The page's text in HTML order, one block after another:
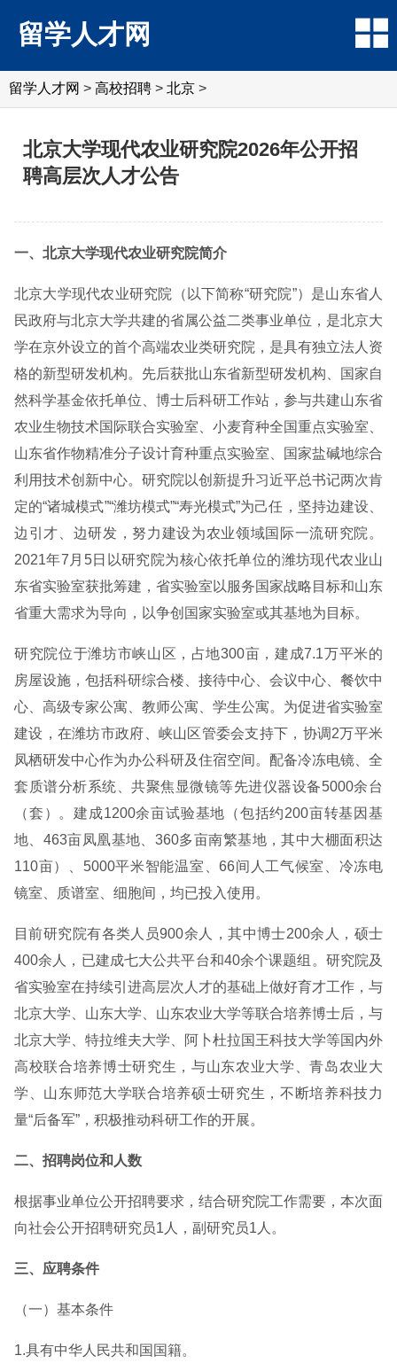
留学人才网
留学人才网 > 高校招聘 > 北京 >
北京大学现代农业研究院2026年公开招
聘高层次人才公告
一、北京大学现代农业研究院简介
北京大学现代农业研究院（以下简称“研究院”）是山东省人
民政府与北京大学共建的省属公益二类事业单位，是北京大
学在京外设立的首个高端农业类研究院，是具有独立法人资
格的新型研发机构。先后获批山东省新型研发机构、国家自
然科学基金依托单位、博士后科研工作站，参与共建山东省
农业生物技术国际联合实验室、小麦育种全国重点实验室、
山东省作物精准分子设计育种重点实验室、国家盐碱地综合
利用技术创新中心。研究院以创新提升习近平总书记两次肯
定的“诸城模式”“潍坊模式”“寿光模式”为己任，坚持边建设、
边引才、边研发，努力建设为农业领域国际一流研究院。
2021年7月5日以研究院为核心依托单位的潍坊现代农业山
东省实验室获批筹建，省实验室以服务国家战略目标和山东
省重大需求为导向，以争创国家实验室或其基地为目标。
研究院位于潍坊市峡山区，占地300亩，建成7.1万平米的
房屋设施，包括科研综合楼、接待中心、会议中心、餐饮中
心、高级专家公寓、教师公寓、学生公寓。为促进省实验室
建设，在潍坊市政府、峡山区管委会支持下，协调2万平米
凤栖研发中心作为办公科研及住宿空间。配备冷冻电镜、全
套质谱分析系统、共聚焦显微镜等先进仪器设备5000余台
（套）。建成1200余亩试验基地（包括约200亩转基因基
地、463亩凤凰基地、360多亩南繁基地，其中大棚面积达
110亩）、5000平米智能温室、66间人工气候室、冷冻电
镜室、质谱室、细胞间，均已投入使用。
目前研究院有各类人员900余人，其中博士200余人，硕士
400余人，已建成七大公共平台和40余个课题组。研究院及
省实验室在持续引进高层次人才的基础上做好育才工作，与
北京大学、山东大学、山东农业大学等联合培养博士后，与
北京大学、特拉维夫大学、阿卜杜拉国王科技大学等国内外
高校联合培养博士研究生，与山东农业大学、青岛农业大
学、山东师范大学联合培养硕士研究生，不断培养科技力
量“后备军”，积极推动科研工作的开展。
二、招聘岗位和人数
根据事业单位公开招聘要求，结合研究院工作需要，本次面
向社会公开招聘研究员1人，副研究员1人。
三、应聘条件
（一）基本条件
1.具有中华人民共和国国籍。